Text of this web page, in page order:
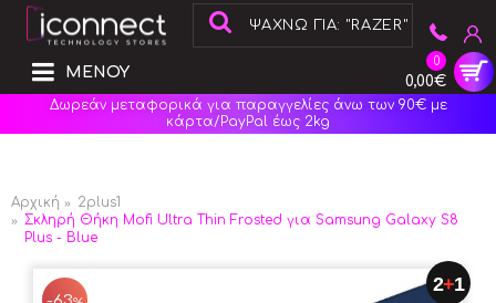
0
0,00€
ΜΕΝΟΥ
Δωρεάν μεταφορικά για παραγγελίες άνω των 90€ με
κάρτα/PayPal έως 2kg
Αρχική
2plus1
Σκληρή Θήκη Mofi Ultra Thin Frosted για Samsung Galaxy S8
Plus - Blue
2+1